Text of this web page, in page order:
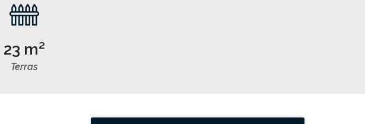
23 m²
Terras